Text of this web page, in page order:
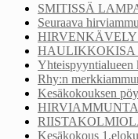
SMITISSÄ
Seuraava
HIRVENKÄVELY
HAULIKKOKISA
Yhteispyyntialueen
Rhy:n
Kesäkokouksen
Kesäkokous